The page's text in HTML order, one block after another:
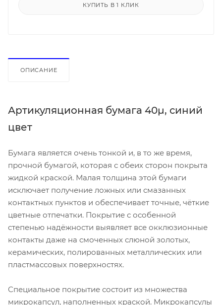
КУПИТЬ В 1 КЛИК
ОПИСАНИЕ
Артикуляционная бумага 40µ, синий
цвет
Бумага является очень тонкой и, в то же время,
прочной бумагой, которая с обеих сторон покрыта
жидкой краской. Малая толщина этой бумаги
исключает получение ложных или смазанных
контактных пунктов и обеспечивает точные, чёткие
цветные отпечатки. Покрытие с особенной
степенью надёжности выявляет все окклюзионные
контакты даже на смоченных слюной золотых,
керамических, полированных металлических или
пластмассовых поверхностях.
Специальное покрытие состоит из множества
микрокапсул, наполненных краской. Микрокапсулы